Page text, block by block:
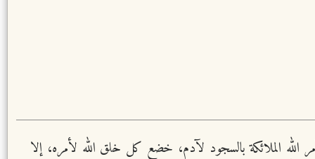
الله الملائكة بالسجود لآدم، خضع كل خلق الله لأمره، إلا